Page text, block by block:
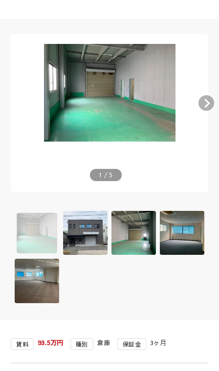
1 /5
賃料 93.5万円 種別 倉庫 保証金 3ヶ月